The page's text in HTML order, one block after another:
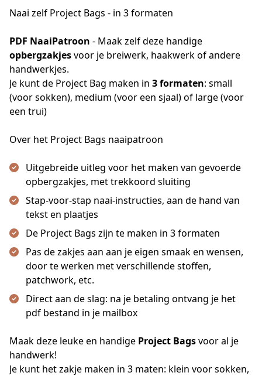
Naai zelf Project Bags - in 3 formaten
PDF NaaiPatroon
opbergzakjes voor je breiwerk, haakwerk of andere
handwerkjes.
Je kunt de Project Bag maken in 3 formaten: small
(voor sokken), medium (voor een sjaal) of large (voor
een trui)
Over het Project Bags naaipatroon
Uitgebreide uitleg voor het maken van gevoerde
opbergzakjes, met trekkoord sluiting
Stap-voor-stap naai-instructies, aan de hand van
tekst en plaatjes
De Project Bags zijn te maken in 3 formaten
Pas de zakjes aan aan je eigen smaak en wensen,
door te werken met verschillende stoffen,
patchwork, etc.
Direct aan de slag: na je betaling ontvang je het
pdf bestand in je mailbox
Maak deze leuke en handige Project Bags voor al je
handwerk!
Je kunt het zakje maken in 3 maten: klein voor sokken,